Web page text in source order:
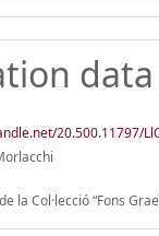
data
20.500.11797/
la Col·lecció “Fons